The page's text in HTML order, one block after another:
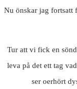
Nu önskar jag fortsatt
Tur att vi fick en
leva på det ett tag
ser oerhört